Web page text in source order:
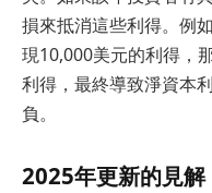
損來抵消這些利得。例
現10,000美元的利得，
利得，最終導致淨資本
負。
2025年更新的見解